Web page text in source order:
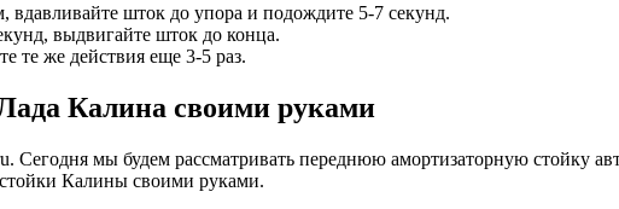
вдавливайте шток до упора и подождите 5-7 секунд.
выдвигайте шток до конца.
те же действия еще 3-5 раз.
Калина своими руками
Сегодня мы будем рассматривать переднюю амортизаторную стойку
Калины своими руками.